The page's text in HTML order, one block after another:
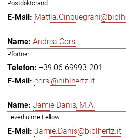
Postdoktorand
Andrea Corsi
Pförtner
+39 06 69993-201
corsi@biblhertz.it
Jamie Danis, M.A.
Leverhulme Fellow
Jamie.Danis@biblhertz.it